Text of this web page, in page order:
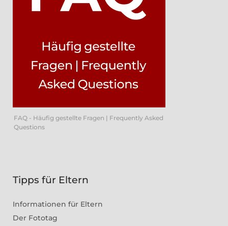
FAQ - Häufig gestellte Fragen | Frequently Asked
Questions
Tipps für Eltern
Informationen für Eltern
Der Fototag